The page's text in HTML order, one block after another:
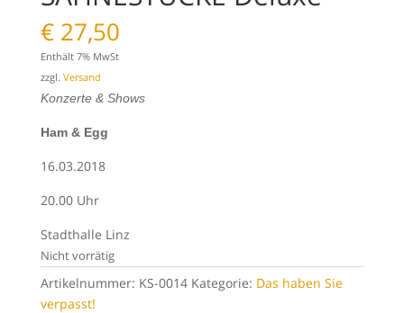
€27,50
Enthält 7% MwSt
zzgl. Versand
Konzerte & Shows
Ham & Egg
16.03.2018
20.00 Uhr
Stadthalle Linz
Nicht vorrätig
Artikelnummer: KS-0014 Kategorie: Das haben Sie
verpasst!